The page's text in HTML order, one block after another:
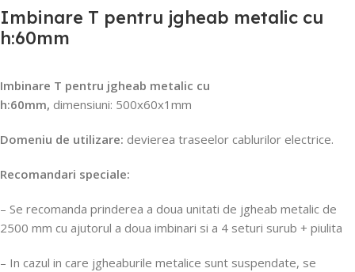
Imbinare T pentru jgheab metalic cu
h:60mm
Imbinare T pentru jgheab metalic cu
h:60mm, dimensiuni: 500x60x1mm
Domeniu de utilizare: devierea traseelor cablurilor electrice.
Recomandari speciale:
– Se recomanda prinderea a doua unitati de jgheab metalic de
2500 mm cu ajutorul a doua imbinari si a 4 seturi surub + piulita
– In cazul in care jgheaburile metalice sunt suspendate, se